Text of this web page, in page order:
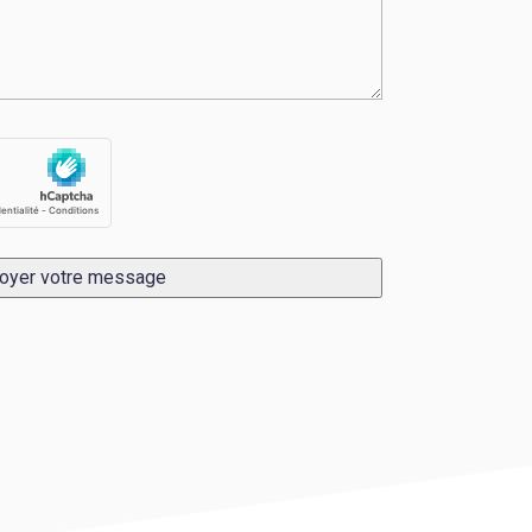
votre message